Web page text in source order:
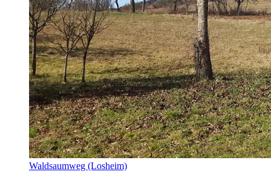
Waldsaumweg (Losheim)